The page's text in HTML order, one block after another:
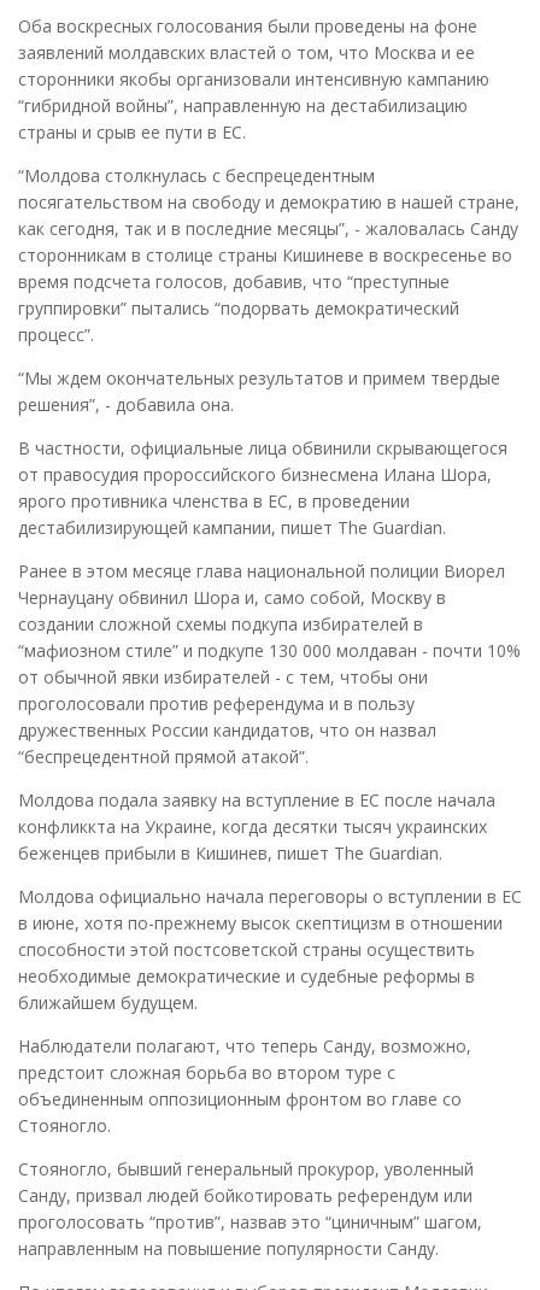
Оба воскресных голосования были проведены на фоне
заявлений молдавских властей о том, что Москва и ее
сторонники якобы организовали интенсивную кампанию
“гибридной войны”, направленную на дестабилизацию
страны и срыв ее пути в ЕС.
“Молдова столкнулась с беспрецедентным
посягательством на свободу и демократию в нашей стране,
как сегодня, так и в последние месяцы”, - жаловалась Санду
сторонникам в столице страны Кишиневе в воскресенье во
время подсчета голосов, добавив, что “преступные
группировки” пытались “подорвать демократический
процесс”.
“Мы ждем окончательных результатов и примем твердые
решения”, - добавила она.
В частности, официальные лица обвинили скрывающегося
от правосудия пророссийского бизнесмена Илана Шора,
ярого противника членства в ЕС, в проведении
дестабилизирующей кампании, пишет The Guardian.
Ранее в этом месяце глава национальной полиции Виорел
Чернауцану обвинил Шора и, само собой, Москву в
создании сложной схемы подкупа избирателей в
“мафиозном стиле” и подкупе 130 000 молдаван - почти 10%
от обычной явки избирателей - с тем, чтобы они
проголосовали против референдума и в пользу
дружественных России кандидатов, что он назвал
“беспрецедентной прямой атакой”.
Молдова подала заявку на вступление в ЕС после начала
конфликкта на Украине, когда десятки тысяч украинских
беженцев прибыли в Кишинев, пишет The Guardian.
Молдова официально начала переговоры о вступлении в ЕС
в июне, хотя по-прежнему высок скептицизм в отношении
способности этой постсоветской страны осуществить
необходимые демократические и судебные реформы в
ближайшем будущем.
Наблюдатели полагают, что теперь Санду, возможно,
предстоит сложная борьба во втором туре с
объединенным оппозиционным фронтом во главе со
Стояногло.
Стояногло, бывший генеральный прокурор, уволенный
Санду, призвал людей бойкотировать референдум или
проголосовать “против”, назвав это “циничным” шагом,
направленным на повышение популярности Санду.